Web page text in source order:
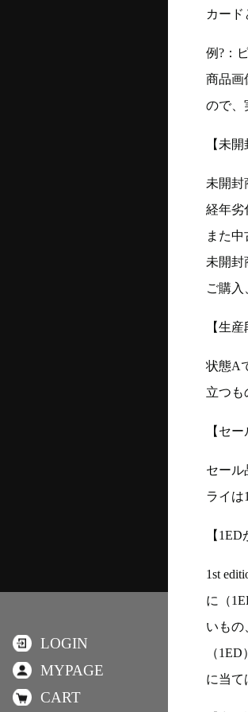
カード
例?：
商品画
ので、
【未
未開封
経年劣
また
未開封
ご購入
【生
状態A
立つも
【セ
セール
ライは
【
1st
に（
いもの
（
に当て
LOGIN
MYPAGE
CART